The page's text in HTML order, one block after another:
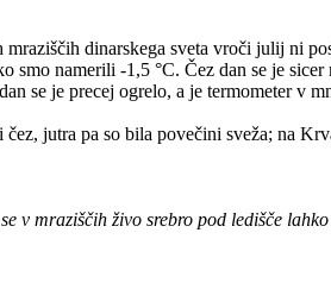
dinarskega sveta vroči julij ni
smo namerili -1,5 °C. Čez dan se je
se je precej ogrelo, a je termometer
jutra pa so bila povečini sveža; na
mraziščih živo srebro pod ledišče